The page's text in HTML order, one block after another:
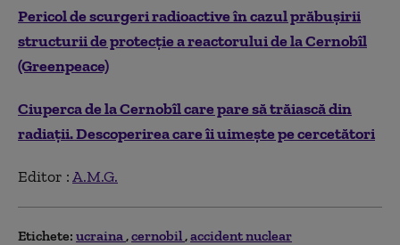
Pericol de scurgeri radioactive în cazul prăbuşirii
structurii de protecţie a reactorului de la Cernobîl
(Greenpeace)
Ciuperca de la Cernobîl care pare să trăiască din
radiații. Descoperirea care îi uimește pe cercetători
Editor :A.M.G.
Etichete: ucraina cernobil accident nuclear